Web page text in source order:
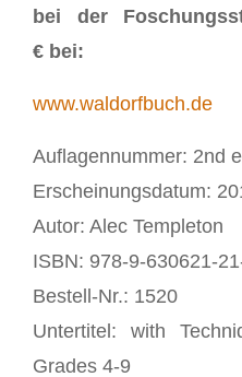
bei der
€ bei:
www.waldorfbuch.de
Auflagennummer: 2nd
Erscheinungsdatum:
Autor: Alec Templeton
ISBN: 978-9-630621-
Bestell-Nr.: 1520
Untertitel: with
Grades 4-9